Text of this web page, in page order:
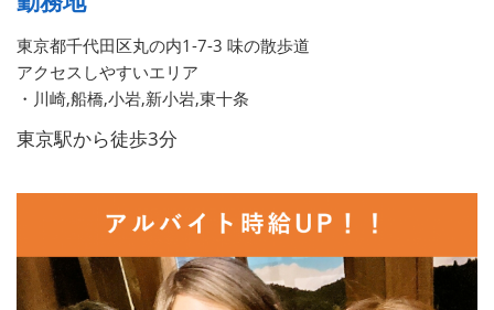
東京都千代田区丸の内1-7-3 味の散歩道
アクセスしやすいエリア
・川崎,船橋,小岩,新小岩,東十条
東京駅から徒歩3分